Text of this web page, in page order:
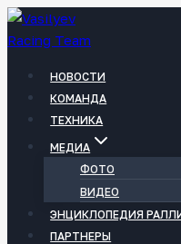
Перейти
к
НОВОСТИ
КОМАНДА
ТЕХНИКА
МЕДИА
ФОТО
ВИДЕО
ЭНЦИКЛОПЕДИЯ
ПАРТНЕРЫ